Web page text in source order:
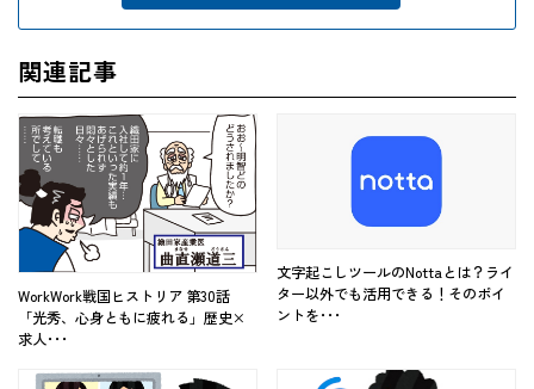
関連記事
WorkWork戦国ヒストリア 第30話
「光秀、心身ともに疲れる」歴史×
求人･･･
文字起こしツールのNottaとは？ライ
ター以外でも活用できる！そのポイ
ントを･･･